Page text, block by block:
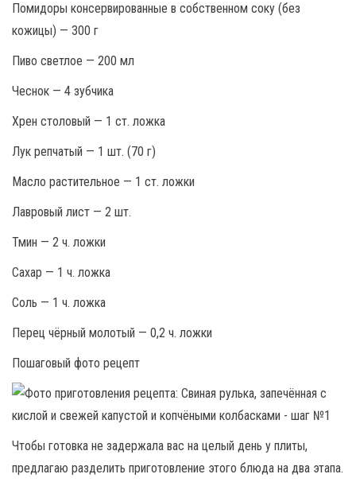
Помидоры консервированные в собственном соку (без
кожицы) — 300 г
Пиво светлое — 200 мл
Чеснок — 4 зубчика
Хрен столовый — 1 ст. ложка
Лук репчатый — 1 шт. (70 г)
Масло растительное — 1 ст. ложки
Лавровый лист — 2 шт.
Тмин — 2 ч. ложки
Сахар — 1 ч. ложка
Соль — 1 ч. ложка
Перец чёрный молотый — 0,2 ч. ложки
Пошаговый фото рецепт
Чтобы готовка не задержала вас на целый день у плиты,
предлагаю разделить приготовление этого блюда на два этапа.